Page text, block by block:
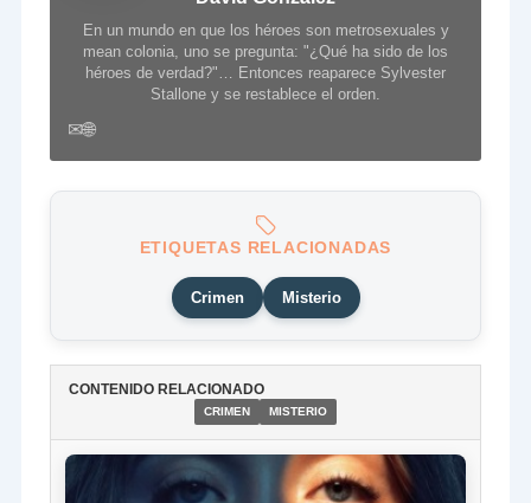
En un mundo en que los héroes son metrosexuales y
mean colonia, uno se pregunta: "¿Qué ha sido de los
héroes de verdad?"… Entonces reaparece Sylvester
Stallone y se restablece el orden.
✉🌐
ETIQUETAS RELACIONADAS
Crimen Misterio
CONTENIDO RELACIONADO
CRIMEN MISTERIO